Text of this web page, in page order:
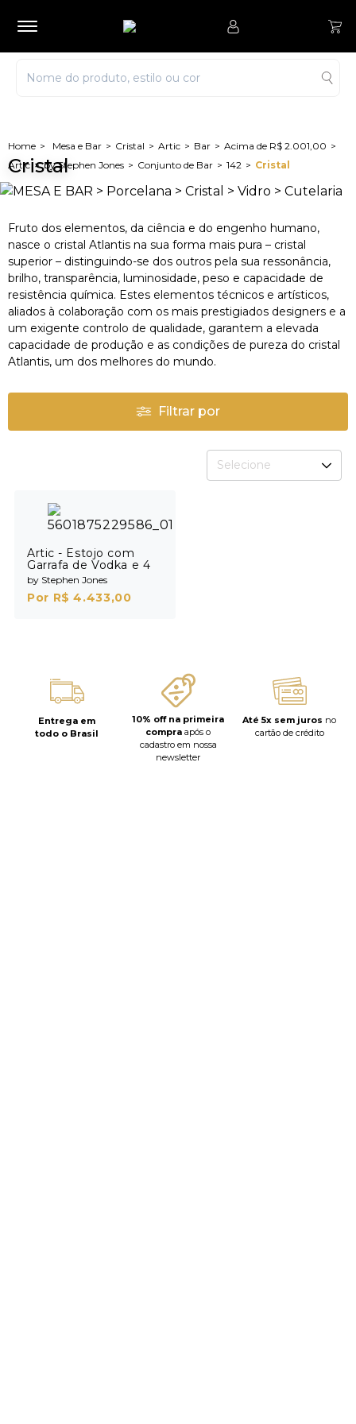
Mesa e Bar Cristal Artic Bar
Acima de R$ 2.001,00
Artic
by Stephen Jones Conjunto de Bar 142 Cristal
Cristal
Fruto dos elementos, da ciência e do engenho humano,
nasce o cristal Atlantis na sua forma mais pura – cristal
superior – distinguindo-se dos outros pela sua ressonância,
brilho, transparência, luminosidade, peso e capacidade de
resistência química. Estes elementos técnicos e artísticos,
aliados à colaboração com os mais prestigiados designers e a
um exigente controlo de qualidade, garantem a elevada
capacidade de produção e as condições de pureza do cristal
Atlantis, um dos melhores do mundo.
Filtrar por
Selecione
Artic - Estojo com
Garrafa de Vodka e 4
Shots
by Stephen Jones
Por R$ 4.433,00
Entrega em
todo o Brasil
10% off na primeira
compra após o
cadastro em nossa
newsletter
Até 5x sem juros no
cartão de crédito